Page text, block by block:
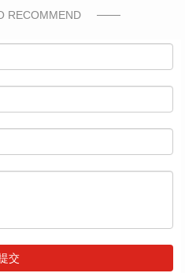
RECOMMEND
交